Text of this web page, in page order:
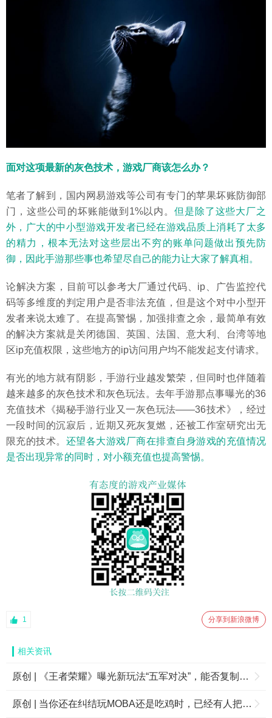
面对这项最新的灰色技术，游戏厂商该怎么办？
笔者了解到，国内网易游戏等公司有专门的苹果坏账防御部
门，这些公司的坏账能做到1%以内。 但是除了这些大厂之
外，广大的中小型游戏开发者已经在游戏品质上消耗了太多
的精力，根本无法对这些层出不穷的账单问题做出预先防
御，因此手游那些事也希望尽自己的能力让大家了解真相。
论解决方案，目前可以参考大厂通过代码、ip、广告监控代
码等多维度的判定用户是否非法充值，但是这个对中小型开
发者来说太难了。在提高警惕，加强排查之余，最简单有效
的解决方案就是关闭德国、英国、法国、意大利、台湾等地
区ip充值权限，这些地方的ip访问用户均不能发起支付请求。
有光的地方就有阴影，手游行业越发繁荣，但同时也伴随着
越来越多的灰色技术和灰色玩法。去年手游那点事曝光的36
充值技术《揭秘手游行业又一灰色玩法——36技术》，经过
一段时间的沉寂后，近期又死灰复燃，还被工作室研究出无
限充的技术。 还望各大游戏厂商在排查自身游戏的充值情况
是否出现异常的同时，对小额充值也提高警惕。
1 分享到新浪微博
相关资讯
原创 | 《王者荣耀》曝光新玩法“五军对决”，能否复制2017年春节的“开黑”盛况？
原创 | 当你还在纠结玩MOBA还是吃鸡时，已经有人把它们结合在一起了